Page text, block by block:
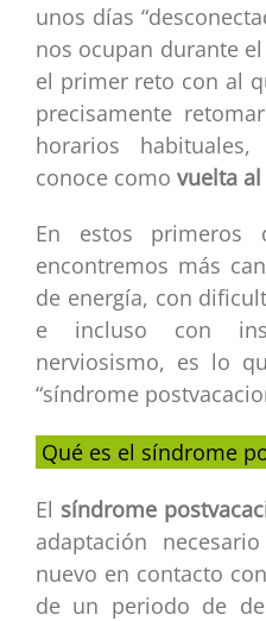
unos días
nos ocupan durante
el primer reto con al
precisamente
horarios
conoce como vuelta
En estos primeros
encontremos más
de energía, con
e incluso con
nerviosismo, es lo
“síndrome
Qué es el síndrome
El síndrome
adaptación
nuevo en contacto
de un periodo de